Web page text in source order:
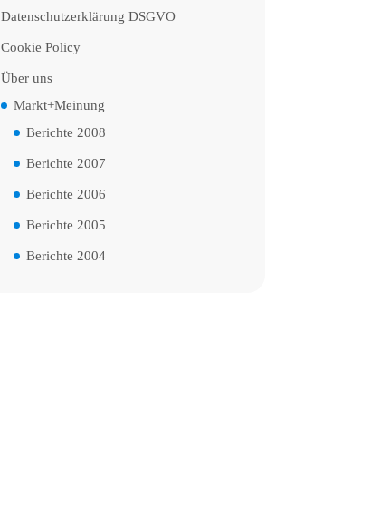
Datenschutzerklärung DSGVO
Cookie Policy
Über uns
Markt+Meinung
Berichte 2008
Berichte 2007
Berichte 2006
Berichte 2005
Berichte 2004